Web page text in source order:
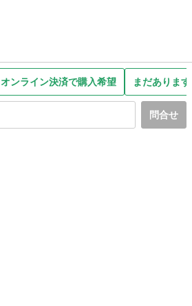
オンライン決済で購入希望 まだありま
問合せ